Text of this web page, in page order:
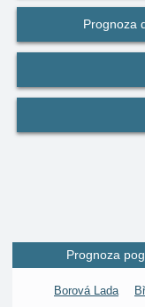
Prognoza
Prognoza
Borová Lada